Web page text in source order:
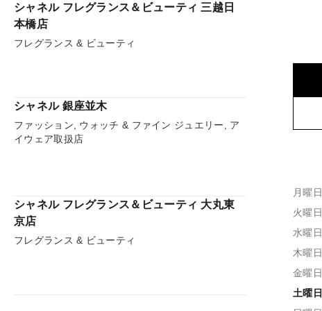
シャネル フレグランス＆ビューティ 三越日
本橋店
フレグランス & ビューティ
シャネル 銀座並木
ファッション, ウォッチ & ファイン ジュエリー, ア
イウェア取扱店
シャネル フレグランス＆ビューティ 大丸東
京店
フレグランス & ビューティ
月曜日
火曜日
水曜日
木曜日
金曜日
土曜日